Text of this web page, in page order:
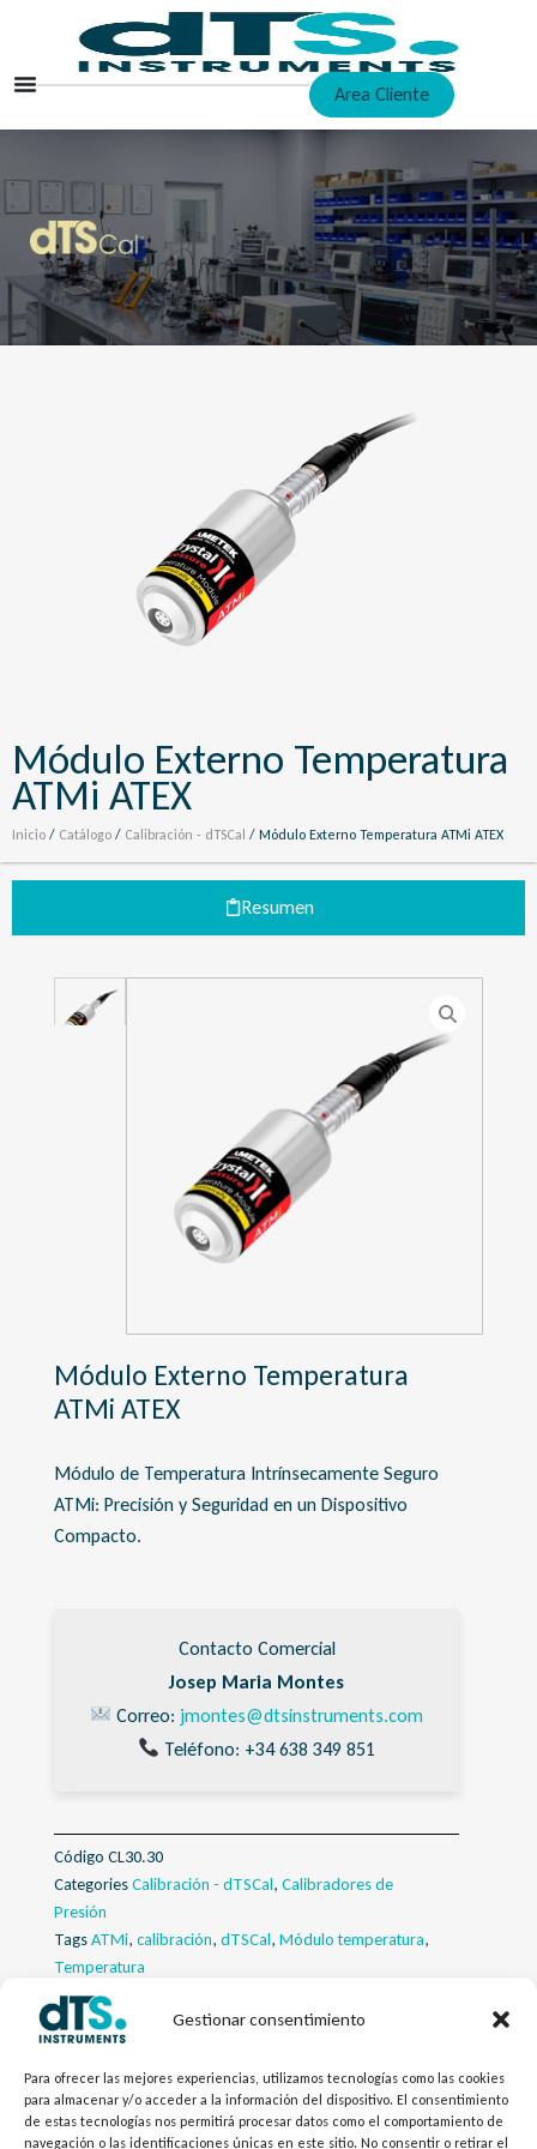
Gestionar consentimiento
Para ofrecer las mejores experiencias, utilizamos tecnologías como las cookies
para almacenar y/o acceder a la información del dispositivo. El consentimiento
de estas tecnologías nos permitirá procesar datos como el comportamiento de
navegación o las identificaciones únicas en este sitio. No consentir o retirar el
contenido
Area Cliente
Módulo Externo Temperatura
ATMi ATEX
Inicio / Catálogo / Calibración - dTSCal / Módulo Externo Temperatura ATMi ATEX
Resumen
Descargas
Módulo Externo Temperatura
ATMi ATEX
Módulo de Temperatura Intrínsecamente Seguro
ATMi: Precisión y Seguridad en un Dispositivo
Compacto.
Contacto Comercial
Josep Maria Montes
Correo: jmontes@dtsinstruments.com
Teléfono: +34 638 349 851
Código CL30.30
CategoriesCalibración - dTSCal, Calibradores de
Presión
TagsATMi, calibración, dTSCal, Módulo temperatura,
Temperatura